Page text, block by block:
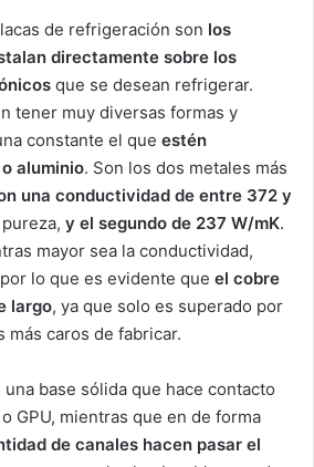
de refrigeración son los
directamente sobre los
que se desean refrigerar.
tener muy diversas formas y
constante el que estén
aluminio. Son los dos metales más
una conductividad de entre 372 y
y el segundo de 237 W/mK.
mayor sea la conductividad,
lo que es evidente que el cobre
largo, ya que solo es superado por
más caros de fabricar.
base sólida que hace contacto
GPU, mientras que en de forma
de canales hacen pasar el